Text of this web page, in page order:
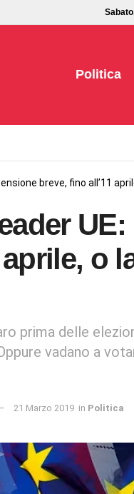
Politica
breve, fino all’11
o
prima delle
vadano a
21 Marzo 2019 in Politica